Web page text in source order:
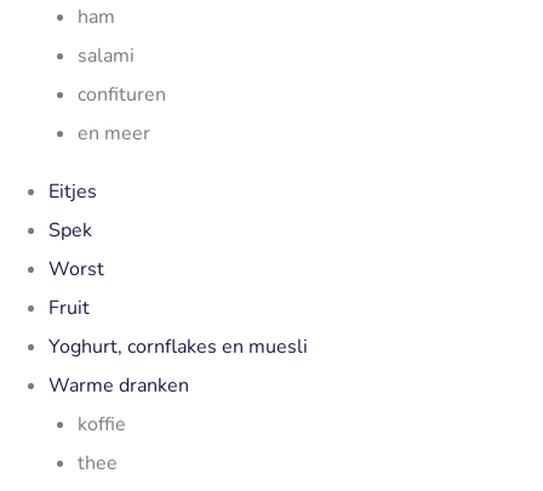
ham
salami
confituren
en meer
Eitjes
Spek
Worst
Fruit
Yoghurt, cornflakes en muesli
Warme dranken
koffie
thee